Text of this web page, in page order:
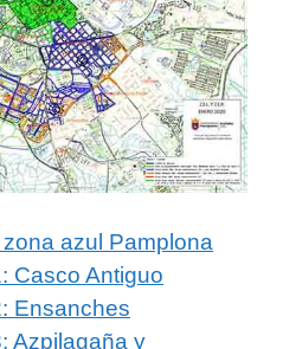
azul Pamplona
Casco Antiguo
Ensanches
Azpilagaña y